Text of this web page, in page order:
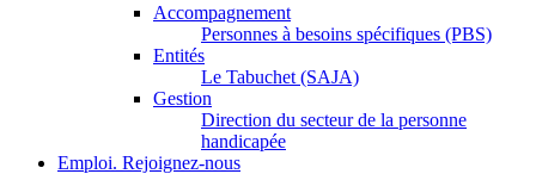
Accompagnement
Personnes à besoins spécifiques (PBS)
Entités
Le Tabuchet (SAJA)
Gestion
Direction du secteur de la personne
handicapée
Emploi. Rejoignez-nous